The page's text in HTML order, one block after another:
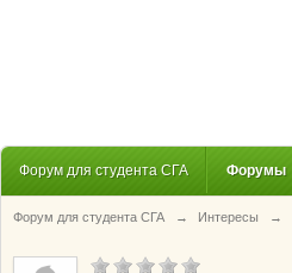
Форум для студента СГА Форумы
Форум для студента СГА → Интересы →